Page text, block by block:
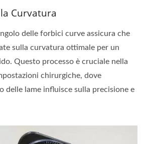
Curvatura
delle forbici curve assicura che
sulla curvatura ottimale per un
Questo processo è cruciale nella
chirurgiche, dove
delle lame influisce sulla precisione e